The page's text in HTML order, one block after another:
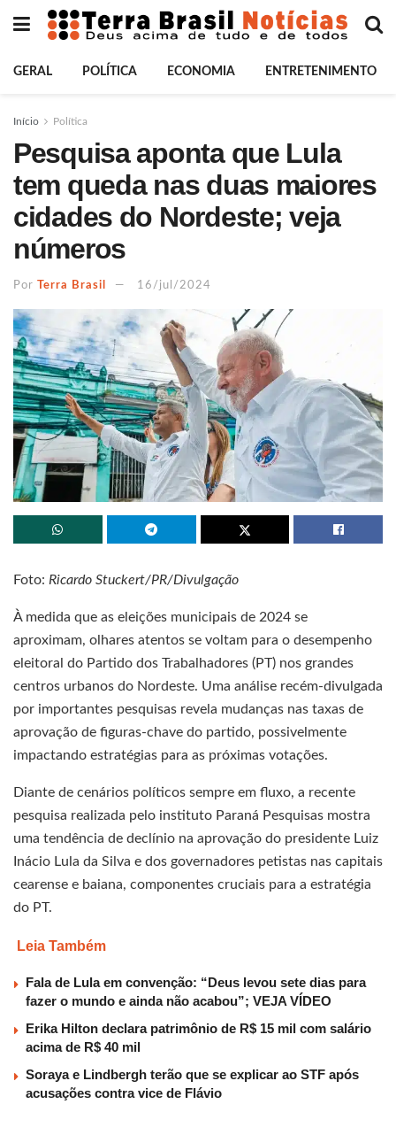
GERAL POLÍTICA ECONOMIA ENTRETENIMENTO
Início Política
Pesquisa aponta que Lula
tem queda nas duas maiores
cidades do Nordeste; veja
números
Por Terra Brasil 16/jul/2024
Foto: Ricardo Stuckert/PR/Divulgação
À medida que as eleições municipais de 2024 se
aproximam, olhares atentos se voltam para o desempenho
eleitoral do Partido dos Trabalhadores (PT) nos grandes
centros urbanos do Nordeste. Uma análise recém-divulgada
por importantes pesquisas revela mudanças nas taxas de
aprovação de figuras-chave do partido, possivelmente
impactando estratégias para as próximas votações.
Diante de cenários políticos sempre em fluxo, a recente
pesquisa realizada pelo instituto Paraná Pesquisas mostra
uma tendência de declínio na aprovação do presidente Luiz
Inácio Lula da Silva e dos governadores petistas nas capitais
cearense e baiana, componentes cruciais para a estratégia
do PT.
Leia Também
Fala de Lula em convenção: “Deus levou sete dias para
fazer o mundo e ainda não acabou”; VEJA VÍDEO
Erika Hilton declara patrimônio de R$ 15 mil com salário
acima de R$ 40 mil
Soraya e Lindbergh terão que se explicar ao STF após
acusações contra vice de Flávio